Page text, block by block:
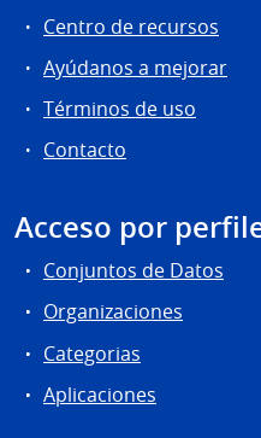
Centro de recursos
Ayúdanos a mejorar
Términos de uso
Contacto
Acceso por
Conjuntos de Datos
Organizaciones
Categorias
Aplicaciones